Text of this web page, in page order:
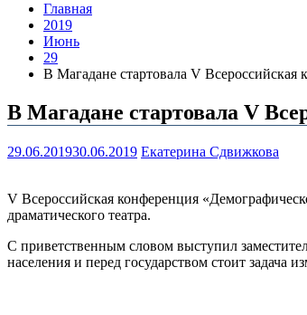
Главная
2019
Июнь
29
В Магадане стартовала V Всероссийская
В Магадане стартовала V
29.06.201930.06.2019 Екатерина Сдвижкова
V Всероссийская конференция
драматического театра.
С приветственным словом выступил
населения и перед государством стоит задача